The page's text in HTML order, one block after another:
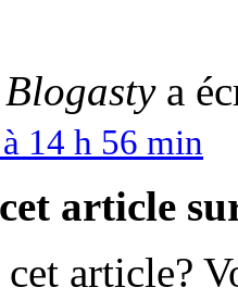
a
14 h 56 min
article
cet article?